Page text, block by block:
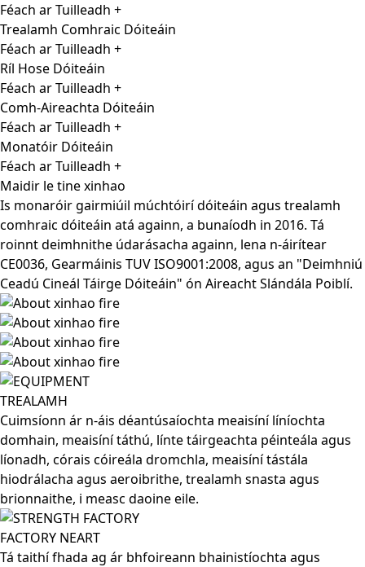
Féach ar Tuilleadh +
Trealamh Comhraic Dóiteáin
Féach ar Tuilleadh +
Ríl Hose Dóiteáin
Féach ar Tuilleadh +
Comh-Aireachta Dóiteáin
Féach ar Tuilleadh +
Monatóir Dóiteáin
Féach ar Tuilleadh +
Maidir le tine xinhao
Is monaróir gairmiúil múchtóirí dóiteáin agus trealamh
comhraic dóiteáin atá againn, a bunaíodh in 2016. Tá
roinnt deimhnithe údarásacha againn, lena n-áirítear
CE0036, Gearmáinis TUV ISO9001:2008, agus an "Deimhniú
Ceadú Cineál Táirge Dóiteáin" ón Aireacht Slándála Poiblí.
TREALAMH
Cuimsíonn ár n-áis déantúsaíochta meaisíní líníochta
domhain, meaisíní táthú, línte táirgeachta péinteála agus
líonadh, córais cóireála dromchla, meaisíní tástála
hiodrálacha agus aeroibrithe, trealamh snasta agus
brionnaithe, i measc daoine eile.
FACTORY NEART
Tá taithí fhada ag ár bhfoireann bhainistíochta agus